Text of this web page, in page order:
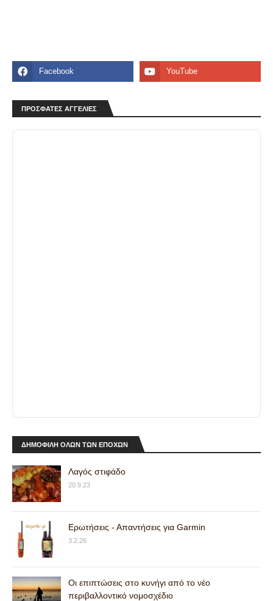
ΠΡΟΣΦΑΤΕΣ ΑΓΓΕΛΙΕΣ
ΔΗΜΟΦΙΛΗ ΟΛΩΝ ΤΩΝ ΕΠΟΧΩΝ
Λαγός στιφάδο
20.9.23
Ερωτήσεις - Απαντήσεις για Garmin
3.2.26
Οι επιπτώσεις στο κυνήγι από το νέο
περιβαλλοντικό νομοσχέδιο